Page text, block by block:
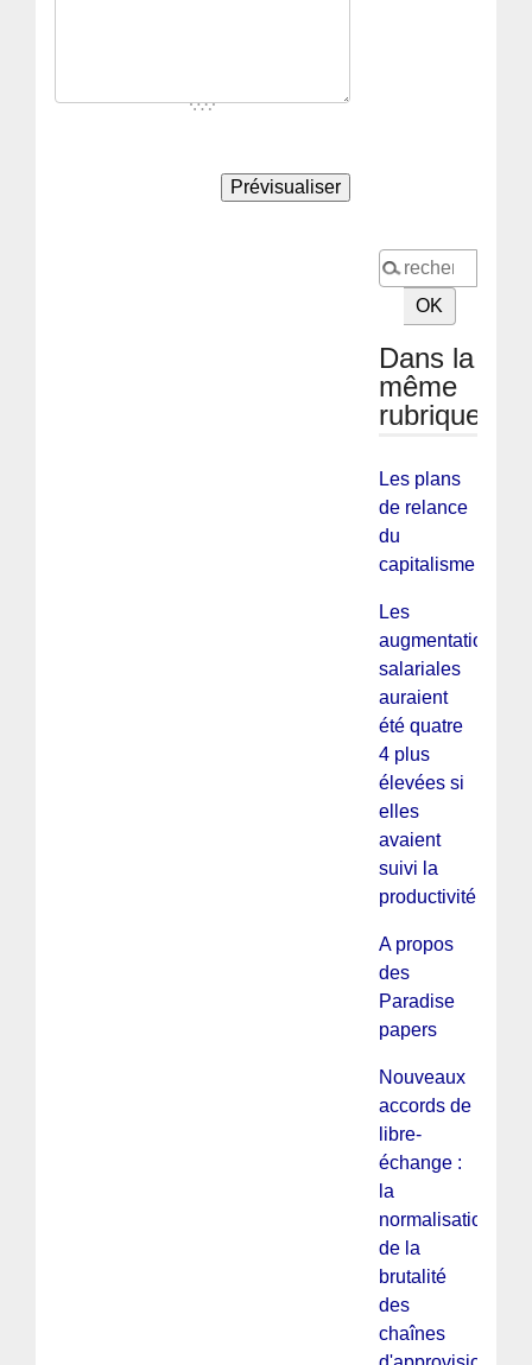
Dans la
même
rubrique
Les plans
de relance
du
capitalisme
Les
augmentations
salariales
auraient
été quatre
4 plus
élevées si
elles
avaient
suivi la
productivité
A propos
des
Paradise
papers
Nouveaux
accords de
libre-
échange :
la
normalisation
de la
brutalité
des
chaînes